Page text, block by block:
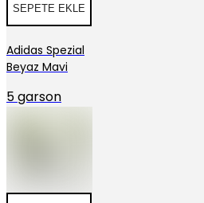
SEPETE EKLE
Adidas Spezial
Beyaz Mavi
5 garson